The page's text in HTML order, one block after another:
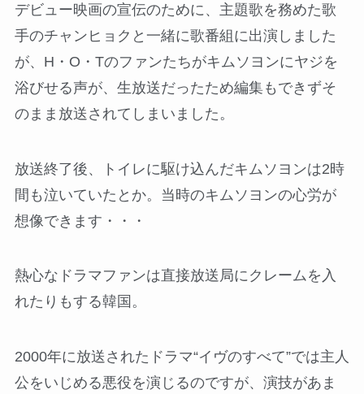
デビュー映画の宣伝のために、主題歌を務めた歌
手のチャンヒョクと一緒に歌番組に出演しました
が、H・O・Tのファンたちがキムソヨンにヤジを
浴びせる声が、生放送だったため編集もできずそ
のまま放送されてしまいました。
放送終了後、トイレに駆け込んだキムソヨンは2時
間も泣いていたとか。当時のキムソヨンの心労が
想像できます・・・
熱心なドラマファンは直接放送局にクレームを入
れたりもする韓国。
2000年に放送されたドラマ“イヴのすべて”では主人
公をいじめる悪役を演じるのですが、演技があま